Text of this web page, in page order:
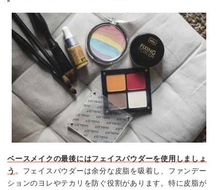
ベースメイクの最後にはフェイスパウダーを使用しましょ
う 。フェイスパウダーは余分な皮脂を吸着し、ファンデー
ションのヨレやテカリを防ぐ役割があります。特に皮脂が